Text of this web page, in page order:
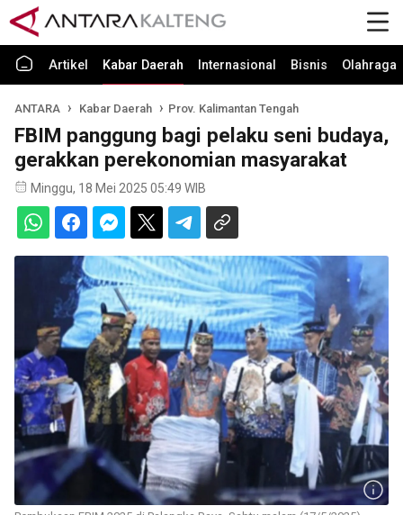
Artikel Kabar Daerah Internasional Bisnis Olahraga
ANTARA Kabar Daerah Prov. Kalimantan Tengah
FBIM panggung bagi pelaku seni budaya,
gerakkan perekonomian masyarakat
Minggu, 18 Mei 2025 05:49 WIB